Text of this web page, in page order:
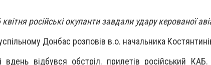
російські окупанти завдали удару керованої
Донбас розповів в.о. начальника
вдень відбувся обстріл. прилетів російський